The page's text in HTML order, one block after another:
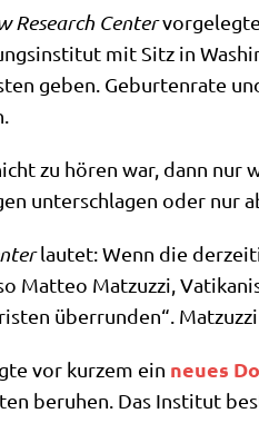
Rese­arch Cen­ter
mit Sitz in
geben. Gebur­ten­ra­te
zu hören war, dann
unter­schla­gen oder
lau­tet: Wenn die
Matteo Mat­zuzzi,
über­run­den“.
vor kur­zem ein neu­es
beru­hen. Das Insti­tut